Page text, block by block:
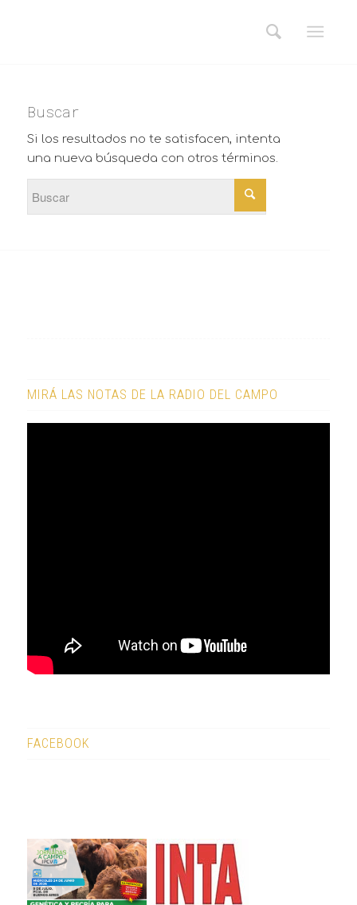
Buscar
Si los resultados no te satisfacen, intenta
una nueva búsqueda con otros términos.
MIRÁ LAS NOTAS DE LA RADIO DEL CAMPO
FACEBOOK